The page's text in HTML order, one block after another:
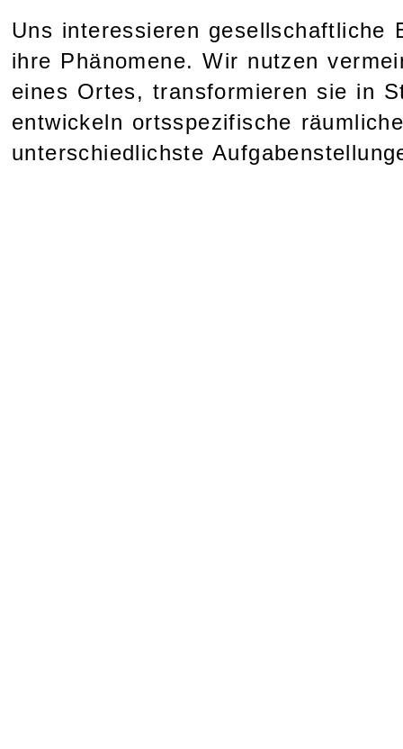
Uns interessieren gesellschaftliche
ihre Phänomene. Wir nutzen
eines Ortes, transformieren sie in
entwickeln ortsspezifische
unterschiedlichste